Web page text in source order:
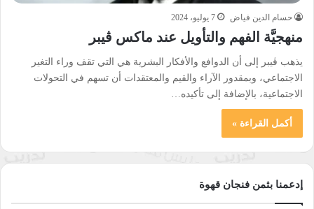
حسام الدين فياض 7 يوليو، 2024
منهجيَّة الفهم والتأويل عند ماكس ڨيبر
يذهب ڨيبر إلى أن الدوافع والأفكار البشرية هي التي تقف وراء التغير
الاجتماعي، وبمقدور الآراء والقيم والمعتقدات أن تسهم في التحولات
الاجتماعية، بالإضافة إلى تأكيده…
أكمل القراءة »
إدعمنا بثمن فنجان قهوة